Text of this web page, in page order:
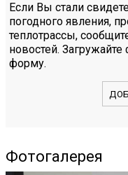
Если Вы стали
погодного явления,
теплотрассы,
новостей.
форму.
Фотогалерея